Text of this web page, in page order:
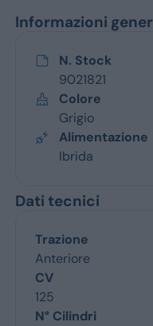
Informazioni
N. Stock
9021821
Colore
Grigio
Alimentazione
Ibrida
Dati tecnici
Trazione
Anteriore
CV
125
N° Cilindri